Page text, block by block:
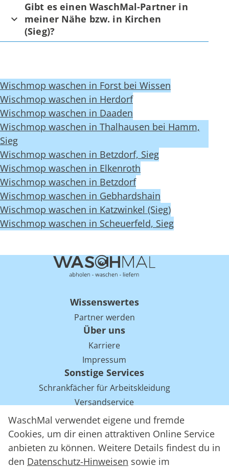
WaschMal verwendet eigene und fremde
Cookies, um dir einen attraktiven Online Service
anbieten zu können. Weitere Details findest du in
den Datenschutz-Hinweisen sowie im
Gibt es einen WaschMal-Partner in
meiner Nähe bzw. in Kirchen
(Sieg)?
Wischmop waschen in Forst bei Wissen
Wischmop waschen in Herdorf
Wischmop waschen in Daaden
Wischmop waschen in Thalhausen bei Hamm,
Sieg
Wischmop waschen in Betzdorf, Sieg
Wischmop waschen in Elkenroth
Wischmop waschen in Betzdorf
Wischmop waschen in Gebhardshain
Wischmop waschen in Katzwinkel (Sieg)
Wischmop waschen in Scheuerfeld, Sieg
Wissenswertes
Partner werden
Über uns
Karriere
Impressum
Sonstige Services
Schrankfächer für Arbeitskleidung
Versandservice
Einsparpotentiale für Mietwäsche bei Arbeitskleidung
Arbeitskleidung Tracking mit RFID
WaschMal GmbH 2016 – 2026